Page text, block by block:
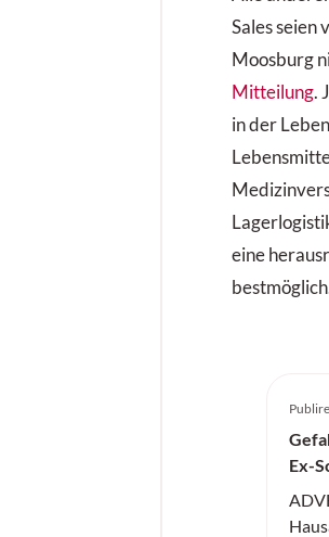
Sales seien
Moosburg
Mitteilung.
in der
eine
Ex-